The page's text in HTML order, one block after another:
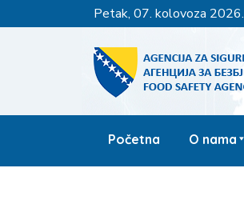
petak, 07. kolovoza 2026.
Početna O nama